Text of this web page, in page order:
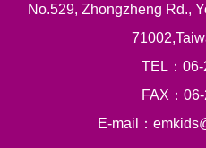
No.529, Zhongzheng Rd.,
TEL：
FAX：
E-mail：